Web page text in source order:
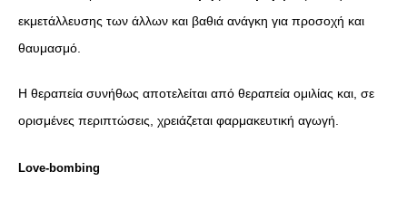
εκμετάλλευσης των άλλων και βαθιά ανάγκη για προσοχή και
θαυμασμό.
Η θεραπεία συνήθως αποτελείται από θεραπεία ομιλίας και, σε
ορισμένες περιπτώσεις, χρειάζεται φαρμακευτική αγωγή.
Love-bombing